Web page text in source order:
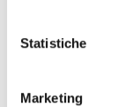
Statistiche
Marketing
di Pierluigi Dorotei